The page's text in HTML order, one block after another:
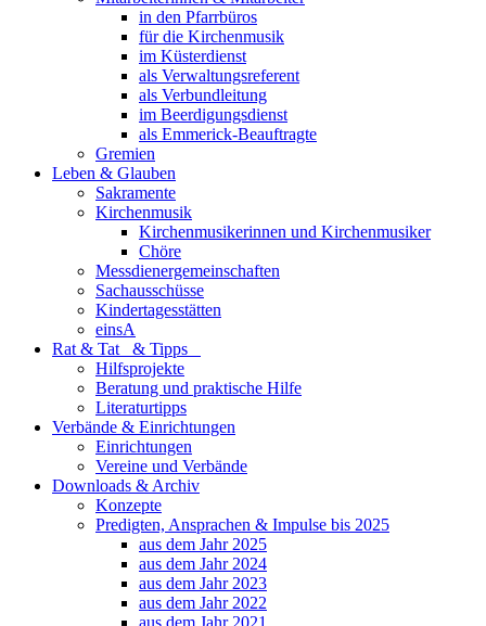
in den Pfarrbüros
für die Kirchenmusik
im Küsterdienst
als Verwaltungsreferent
als Verbundleitung
im Beerdigungsdienst
als Emmerick-Beauftragte
Gremien
Leben & Glauben
Sakramente
Kirchenmusik
Kirchenmusikerinnen und Kirchenmusiker
Chöre
Messdienergemeinschaften
Sachausschüsse
Kindertagesstätten
einsA
Rat & Tat & Tipps
Hilfsprojekte
Beratung und praktische Hilfe
Literaturtipps
Verbände & Einrichtungen
Einrichtungen
Vereine und Verbände
Downloads & Archiv
Konzepte
Predigten, Ansprachen & Impulse bis 2025
aus dem Jahr 2025
aus dem Jahr 2024
aus dem Jahr 2023
aus dem Jahr 2022
aus dem Jahr 2021